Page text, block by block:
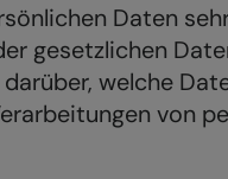
Daten
gesetzlichen
welche
von